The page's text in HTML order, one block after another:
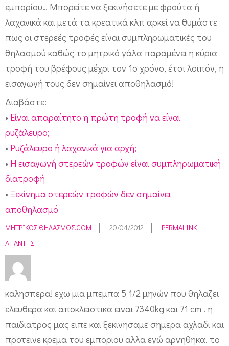
εμπορίου… Μπορείτε να ξεκινήσετε με φρούτα ή
λαχανικά και μετά τα κρεατικά κλπ αρκεί να θυμάστε
πως οι στερεές τροφές είναι συμπληρωματικές του
θηλασμού καθώς το μητρικό γάλα παραμένει η κύρια
τροφή του βρέφους μέχρι τον 1ο χρόνο, έτσι λοιπόν, η
εισαγωγή τους δεν σημαίνει αποθηλασμό!
Διαβάστε:
• Είναι απαραίτητο η πρώτη τροφή να είναι
ρυζάλευρο;
• Ρυζάλευρο ή λαχανικά για αρχή;
• H εισαγωγή στερεών τροφών είναι συμπληρωματική
διατροφή
• Ξεκίνημα στερεών τροφών δεν σημαίνει
αποθηλασμό
ΜΗΤΡΙΚΌΣ ΘΗΛΑΣΜΌΣ.COM 20/04/2012
PERMALINK
ΑΠΆΝΤΗΣΗ
καλησπερα! εχω μια μπεμπα 5 1/2 μηνών που θηλαζει
ελευθερα και αποκλειστικα ειναι 7340kg και 71 cm . η
παιδιατρος μας ειπε και ξεκινησαμε σημερα αχλαδι και
προτεινε κρεμα του εμποριου αλλα εγώ αρνηθηκα. το